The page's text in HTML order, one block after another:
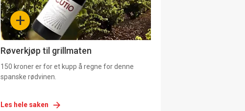
-
6 +
Røverkjøp til grillmaten
150 kroner er for et kupp å regne for denne
spanske rødvinen.
Les hele saken